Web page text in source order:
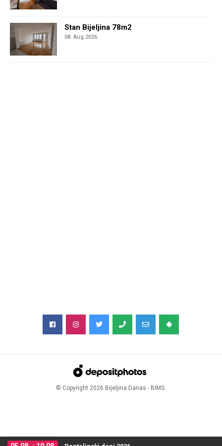
Stan Bijeljina 78m2
08. Aug 2026.
© Copyright 2026 Bijeljina Danas - BIMS.